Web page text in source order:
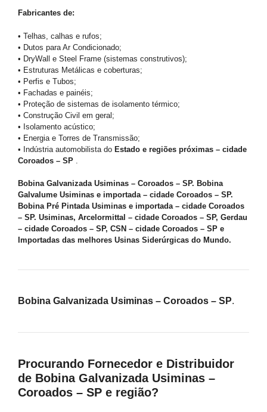
Fabricantes de:
• Telhas, calhas e rufos;
• Dutos para Ar Condicionado;
• DryWall e Steel Frame (sistemas construtivos);
• Estruturas Metálicas e coberturas;
• Perfis e Tubos;
• Fachadas e painéis;
• Proteção de sistemas de isolamento térmico;
• Construção Civil em geral;
• Isolamento acústico;
• Energia e Torres de Transmissão;
• Indústria automobilista do Estado e regiões próximas – cidade
Coroados – SP
Bobina Galvanizada Usiminas – Coroados – SP. Bobina
Galvalume Usiminas e importada – cidade Coroados – SP.
Bobina Pré Pintada Usiminas e importada – cidade Coroados
– SP. Usiminas, Arcelormittal – cidade Coroados – SP, Gerdau
– cidade Coroados – SP, CSN – cidade Coroados – SP e
Importadas das melhores Usinas Siderúrgicas do Mundo.
Bobina Galvanizada Usiminas – Coroados – SP.
Procurando Fornecedor e Distribuidor
de Bobina Galvanizada Usiminas –
Coroados – SP e região?